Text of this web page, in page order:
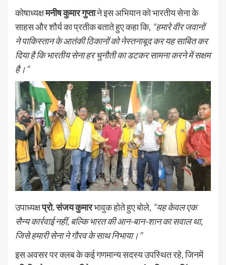
कोषाध्यक्षमनीष कुमार गुप्ताने इस अभियान को भारतीय सेना के
साहस और शौर्य का प्रतीक बताते हुए कहा कि, “हमारे वीर जवानों
ने पाकिस्तान के आतंकी ठिकानों को नेस्तनाबूद कर यह साबित कर
दिया है कि भारतीय सेना हर चुनौती का डटकर सामना करने में सक्षम
है।”
उपाध्यक्षप्रो. संजय कुमारभावुक होते हुए बोले, “यह केवल एक
सैन्य कार्रवाई नहीं, बल्कि भारत की आन-बान-शान का सवाल था,
जिसे हमारी सेना ने गौरव के साथ निभाया।”
इस अवसर पर क्लब के कई गणमान्य सदस्य उपस्थित रहे, जिनमें